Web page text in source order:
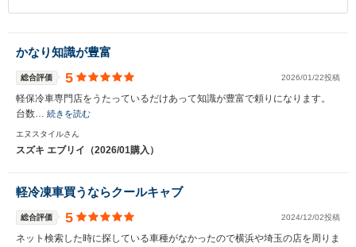
かなり知識が豊富
総合評価 5 2026/01/22投稿
軽保冷車専門店をうたっているだけあって知識が豊富で頼りになります。
台数… 続きを読む
エヌスタイルさん
スズキ エブリイ（2026/01購入）
軽冷凍車買うならクールキャブ
総合評価 5 2024/12/02投稿
ネット検索した時に探している車種がなかったので横浜や埼玉の店を周りま